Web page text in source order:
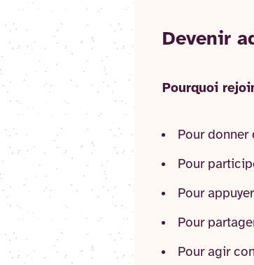
Devenir
Pourquoi
Pour donner
Pour
Pour
Pour
Pour agir